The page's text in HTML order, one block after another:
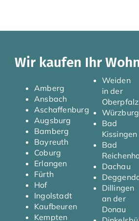
Wir kaufen Ihr
Amberg
Ansbach
Aschaffenburg
Augsburg
Bamberg
Bayreuth
Coburg
Erlangen
Fürth
Hof
Ingolstadt
Kaufbeuren
Kempten
Weiden
in der
Oberpfalz
Würzburg
Bad
Kissingen
Bad
Dachau
Dillingen
an der
Donau